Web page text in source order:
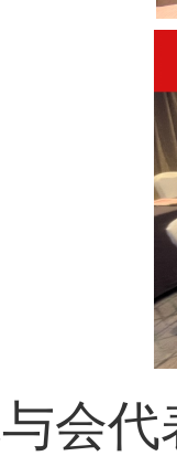
会